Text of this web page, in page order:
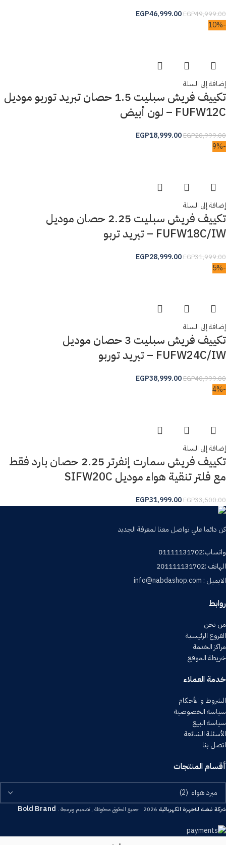
EGP49,999.00
EGP46,999.00
-10%
إضافة إلى السلة
تكييف فريش سبليت 1.5 حصان تبريد توربو موديل
FUFW12C – لون أبيض
EGP20,999.00
EGP18,999.00
-9%
إضافة إلى السلة
تكييف فريش سبليت 2.25 حصان موديل
FUFW18C/IW – تبريد تربو
EGP31,999.00
EGP28,999.00
-5%
إضافة إلى السلة
تكييف فريش سبليت 3 حصان موديل
FUFW24C/IW – تبريد توربو
EGP40,999.00
EGP38,999.00
-4%
إضافة إلى السلة
تكييف فريش سمارت إنفرتر 2.25 حصان بارد فقط
مع فلتر تنقية هواء موديل SIFW20C
EGP33,500.00
EGP31,999.00
كن دائما علي تواصل معنا لمعرفة الجديد
واتساب:01111131702
الهاتف :201111131702
الايميل : info@nabdashop.com
روابط
من نحن
الفروع الرئيسية
مراكز الخدمة
خريطة الموقع
خدمة العملاء
الشروط و الأحكام
سياسة الخصوصية
سياسة البيع
الأسئلة الشائعة
اتصل بنا
أقسام المنتجات
شركة نبضة للاجهزة الكهربائية 2026 . جميع الحقوق محفوظة , تصميم وبرمجة . Bold Brand